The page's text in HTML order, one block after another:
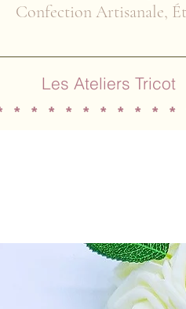
Confection Artisanale,
Les Ateliers Tricot
* * * * * * * * *